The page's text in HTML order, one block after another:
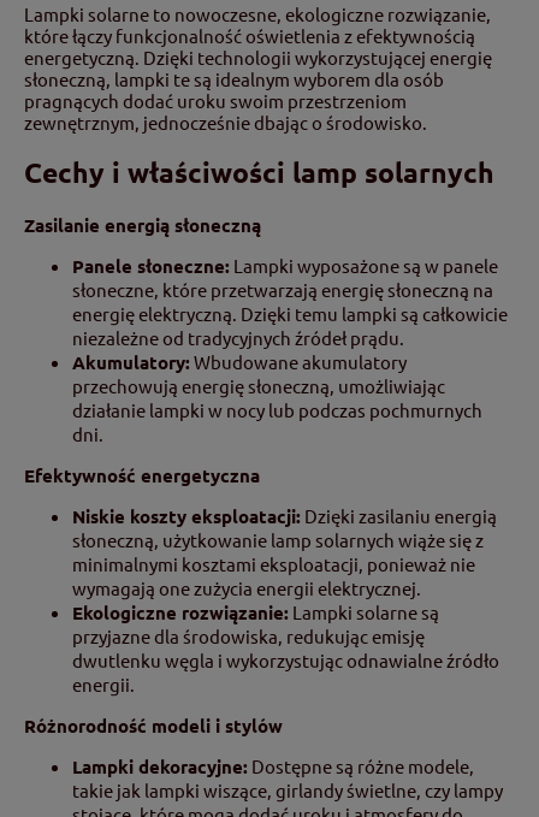
Lampki solarne to nowoczesne, ekologiczne rozwiązanie,
które łączy funkcjonalność oświetlenia z efektywnością
energetyczną. Dzięki technologii wykorzystującej energię
słoneczną, lampki te są idealnym wyborem dla osób
pragnących dodać uroku swoim przestrzeniom
zewnętrznym, jednocześnie dbając o środowisko.
Cechy i właściwości lamp solarnych
Zasilanie energią słoneczną
Panele słoneczne: Lampki wyposażone są w panele
słoneczne, które przetwarzają energię słoneczną na
energię elektryczną. Dzięki temu lampki są całkowicie
niezależne od tradycyjnych źródeł prądu.
Akumulatory:Wbudowane akumulatory
przechowują energię słoneczną, umożliwiając
działanie lampki w nocy lub podczas pochmurnych
dni.
Efektywność energetyczna
Niskie koszty eksploatacji: Dzięki zasilaniu energią
słoneczną, użytkowanie lamp solarnych wiąże się z
minimalnymi kosztami eksploatacji, ponieważ nie
wymagają one zużycia energii elektrycznej.
Ekologiczne rozwiązanie: Lampki solarne są
przyjazne dla środowiska, redukując emisję
dwutlenku węgla i wykorzystując odnawialne źródło
energii.
Różnorodność modeli i stylów
Lampki dekoracyjne: Dostępne są różne modele,
takie jak lampki wiszące, girlandy świetlne, czy lampy